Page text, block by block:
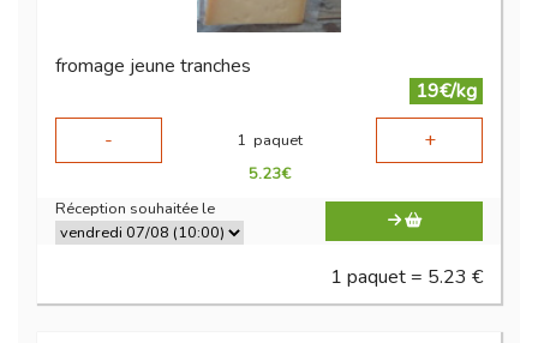
fromage jeune tranches
19€/kg
-
1 paquet +
5.23€
Réception souhaitée le
1 paquet = 5.23 €